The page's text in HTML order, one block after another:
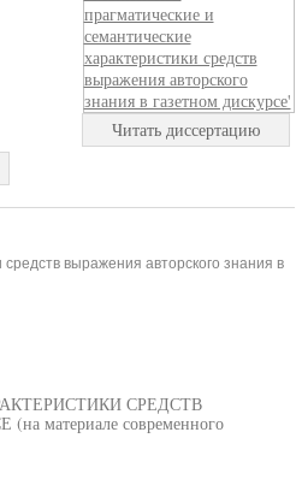
Читать диссертацию
выражения авторского знания в
СРЕДСТВ
современного